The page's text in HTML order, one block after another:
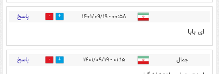
۰۰:۵۸ - ۱۴۰۱/۰۹/۱۹ 0 پاسخ
ای بابا
جمال ۰۱:۱۵ - ۱۴۰۱/۰۹/۱۹ 0 پاسخ